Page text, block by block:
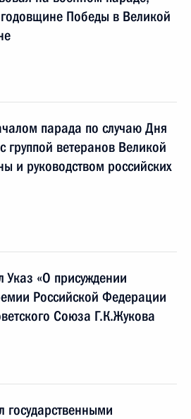
Победы в Великой
парада по случаю Дня
группой ветеранов Великой
и руководством российских
Указ «О присуждении
Российской Федерации
Союза Г.К.Жукова
государственными